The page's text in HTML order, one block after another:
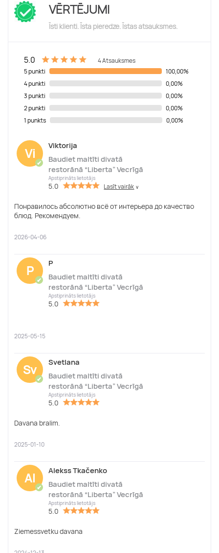
VĒRTĒJUMI
Īsti klienti. Īsta pieredze. Īstas atsauksmes.
5.0
4 Atsauksmes
5 punkti
100,00%
4 punkti
0,00%
3 punkti
0,00%
2 punkti
0,00%
1 punkts
0,00%
Vi
✔
Viktorija
Baudiet maltīti divatā
restorānā “Liberta” Vecrīgā
Apstiprināts lietotājs
5.0 Lasīt vairāk ∨
Понравилось абсолютно всё от интерьера до качество
блюд. Рекомендуем.
2026-04-06
P
✔
P
Baudiet maltīti divatā
restorānā “Liberta” Vecrīgā
Apstiprināts lietotājs
5.0
2025-05-15
Sv
✔
Svetlana
Baudiet maltīti divatā
restorānā “Liberta” Vecrīgā
Apstiprināts lietotājs
5.0
Davana bralim.
2025-01-10
Al
✔
Alekss Tkačenko
Baudiet maltīti divatā
restorānā “Liberta” Vecrīgā
Apstiprināts lietotājs
5.0
Ziemessvetku davana